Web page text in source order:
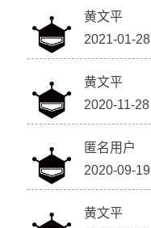
黄文平
2021-01-28
黄文平
2020-11-28
匿名用户
2020-09-19
黄文平